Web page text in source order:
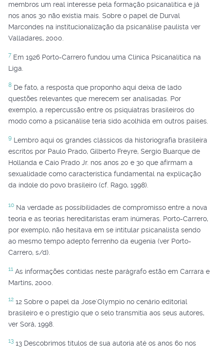
membros um real interesse pela formação psicanalítica e já
nos anos 30 não existia mais. Sobre o papel de Durval
Marcondes na institucionalização da psicanálise paulista ver
Valladares, 2000.
7 Em 1926 Porto-Carrero fundou uma Clínica Psicanalítica na
Liga.
8 De fato, a resposta que proponho aqui deixa de lado
questões relevantes que merecem ser analisadas. Por
exemplo, a repercussão entre os psiquiatras brasileiros do
modo como a psicanálise teria sido acolhida em outros países.
9 Lembro aqui os grandes clássicos da historiografia brasileira
escritos por Paulo Prado, Gilberto Freyre, Sergio Buarque de
Hollanda e Caio Prado Jr. nos anos 20 e 30 que afirmam a
sexualidade como característica fundamental na explicação
da índole do povo brasileiro (cf. Rago, 1998).
10 Na verdade as possibilidades de compromisso entre a nova
teoria e as teorias hereditaristas eram inúmeras. Porto-Carrero,
por exemplo, não hesitava em se intitular psicanalista sendo
ao mesmo tempo adepto ferrenho da eugenia (ver Porto-
Carrero, s/d).
11 As informações contidas neste parágrafo estão em Carrara e
Martins, 2000.
12 12 Sobre o papel da Jose´Olympio no cenário editorial
brasileiro e o prestígio que o selo transmitia aos seus autores,
ver Sorá, 1998.
13 13 Descobrimos títulos de sua autoria até os anos 60 nos